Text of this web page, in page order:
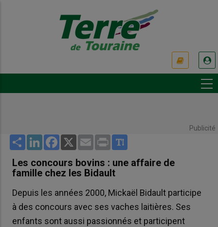
Publicité
Share LinkedInFacebook
X Email Print
Les concours bovins : une affaire de
famille chez les Bidault
Depuis les années 2000, Mickaël Bidault participe
à des concours avec ses vaches laitières. Ses
enfants sont aussi passionnés et participent